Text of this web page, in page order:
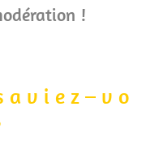
!
v i e z – v o